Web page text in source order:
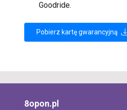
Goodride.
Pobierz kartę gwarancyjną
8opon.pl